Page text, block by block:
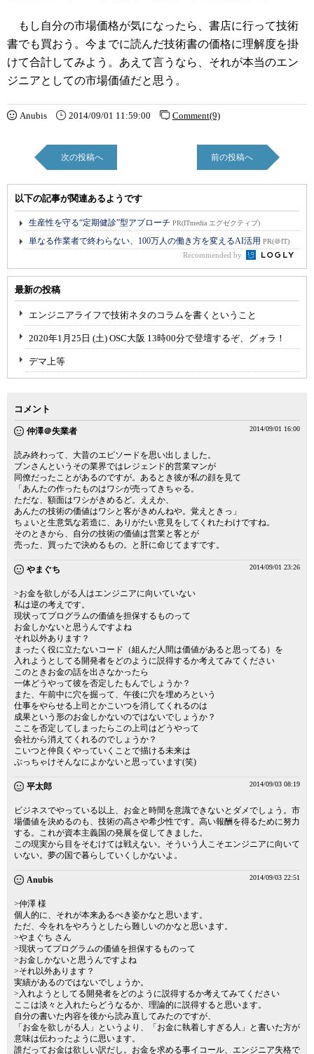
もし自分の市場価格が気になったら、書店に行って技術
書でも買おう。今までに読んだ技術書の価格に理解度を掛
けて合計してみよう。あえて言うなら、それが本当のエン
ジニアとしての市場価値だと思う。
Anubis 2014/09/01 11:59:00 Comment(9)
次の投稿へ 前の投稿へ
以下の記事が関連あるようです
生産性を守る“定期健診”型アプローチ PR(ITmedia エグゼクティブ)
単なる作業者で終わらない、100万人の働き方を変えるAI活用 PR(＠IT)
Recommended by
最新の投稿
エンジニアライフで技術ネタのコラムを書くということ
2020年1月25日 (土) OSC大阪 13時00分で登壇するぞ、グォラ！
デマ上等
コメント
仲澤＠失業者 2014/09/01 16:00
読み終わって、大昔のエピソードを思い出しました。
ブンさんというその業界ではレジェンド的営業マンが
同僚だったことがあるのですが。あるとき彼が私の顔を見て
「あんたの作ったものはワシが売ってきちゃる。
ただな、額面はワシがきめるど。ええか、
あんたの技術の価値はワシと客がきめんねや。覚えときっ」
ちょいと生意気な若造に、ありがたい意見をしてくれたわけですね。
そのときから、自分の技術の価値は営業と客とが
売った、買ったで決めるもの。と肝に命じてますです。
やまぐち 2014/09/01 23:26
>お金を欲しがる人はエンジニアに向いていない
私は逆の考えです。
現状ってプログラムの価値を担保するものって
お金しかないと思うんですよね
それ以外あります？
まったく役に立たないコード（組んだ人間は価値があると思ってる）を
入れようとしてる開発者をどのように説得するか考えてみてください
このときお金の話を出さなかったら
一体どうやって彼を否定したもんでしょうか？
また、午前中に穴を掘って、午後に穴を埋めろという
仕事をやらせる上司とかこいつを消してくれるのは
成果という形のお金しかないのではないでしょうか？
ここを否定してしまったらこの上司はどうやって
会社から消えてくれるのでしょうか？
こいつと仲良くやっていくことで描ける未来は
ぶっちゃけそんなによかないと思っています(笑)
平太郎 2014/09/03 08:19
ビジネスでやっている以上、お金と時間を意識できないとダメでしょう。市
場価値を決めるのも、技術の高さや希少性です。高い報酬を得るために努力
する。これが資本主義国の発展を促してきました。
この現実から目をそむけては戦えない。そういう人こそエンジニアに向いて
いない。夢の国で暮らしていくしかないよ。
Anubis 2014/09/03 22:51
>仲澤 様
個人的に、それが本来あるべき姿かなと思います。
ただ、今をれをやろうとしたら難しいのかなと思います。
>やまぐち さん
>現状ってプログラムの価値を担保するものって
>お金しかないと思うんですよね
>それ以外あります？
実績があるのではないでしょうか。
>入れようとしてる開発者をどのように説得するか考えてみてください
ここは淡々と入れたらどうなるか、理論的に説得すると思います。
自分の書いた内容を後から読み直してみたのですが、
「お金を欲しがる人」というより、「お金に執着しすぎる人」と書いた方が
意味は伝わったように思います。
誰だってお金は欲しい訳だし。お金を求める事イコール、エンジニア失格で